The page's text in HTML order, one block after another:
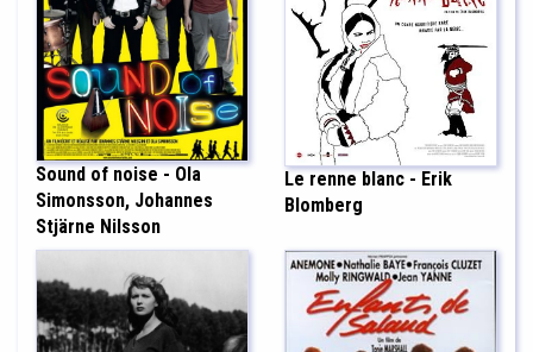
Sound of noise - Ola
Simonsson, Johannes
Stjärne Nilsson
Le renne blanc - Erik
Blomberg